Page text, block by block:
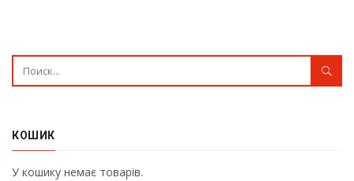
КОШИК
У кошику немає товарів.